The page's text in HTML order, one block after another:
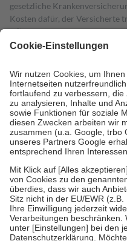
gesetzliche
Kosten dafür, der Versicherte
mit.
Grundsätzlich leisten
höchstens zehn Euro.
Es sind
Kosten der Leistung zu
Diese Regeln gelten
Bei Heilmitteln und häuslicher
Zuzahlung zehn Prozent der
Verordnung.
Um das Engagement der
stärken und die besondere
fallenkeine Zuzahlungenan bei:
• Kindern und Jugendlichen
mit Ausnahme der Fahrkosten
• Untersuchungen zur
GKV getragen werden
• empfohlenen